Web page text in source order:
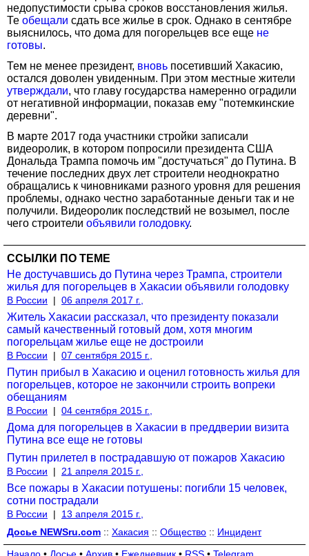
недопустимости срыва сроков восстановления жилья.
Те обещали сдать все жилье в срок. Однако в сентябре
выяснилось, что дома для погорельцев все еще не
готовы.
Тем не менее президент, вновь посетивший Хакасию,
остался доволен увиденным. При этом местные жители
утверждали, что главу государства намеренно оградили
от негативной информации, показав ему "потемкинские
деревни".
В марте 2017 года участники стройки записали
видеоролик, в котором попросили президента США
Дональда Трампа помочь им "достучаться" до Путина. В
течение последних двух лет строители неоднократно
обращались к чиновниками разного уровня для решения
проблемы, однако честно заработанные деньги так и не
получили. Видеоролик последствий не возымел, после
чего строители объявили голодовку.
ССЫЛКИ ПО ТЕМЕ
Не достучавшись до Путина через Трампа, строители
жилья для погорельцев в Хакасии объявили голодовку
В России | 06 апреля 2017 г.,
Житель Хакасии рассказал, что президенту показали
самый качественный готовый дом, хотя многим
погорельцам жилье еще не достроили
В России | 07 сентября 2015 г.,
Путин прибыл в Хакасию и оценил готовность жилья для
погорельцев, которое не закончили строить вопреки
обещаниям
В России | 04 сентября 2015 г.,
Дома для погорельцев в Хакасии в преддверии визита
Путина все еще не готовы
Путин прилетел в пострадавшую от пожаров Хакасию
В России | 21 апреля 2015 г.,
Все пожары в Хакасии потушены: погибли 15 человек,
сотни пострадали
В России |
13 апреля 2015 г.,
Досье NEWSru.com :: Хакасия :: Общество :: Инцидент
Начало • Досье • Архив • Ежедневник • RSS • Telegram